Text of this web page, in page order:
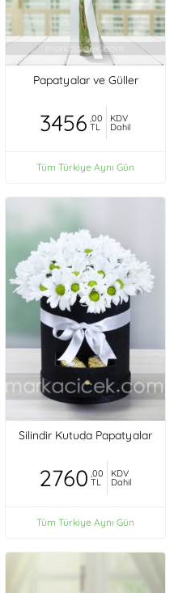
Papatyalar ve Güller
3456 ,00
TL
KDV
Dahil
Tüm Türkiye Aynı Gün
Silindir Kutuda Papatyalar
2760 ,00
TL
KDV
Dahil
Tüm Türkiye Aynı Gün